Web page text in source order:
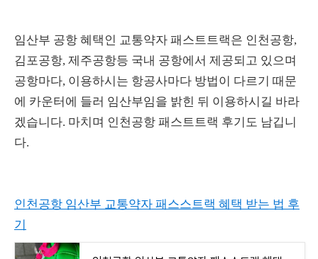
임산부 공항 혜택인 교통약자 패스트트랙은 인천공항,
김포공항, 제주공항등 국내 공항에서 제공되고 있으며
공항마다, 이용하시는 항공사마다 방법이 다르기 때문
에 카운터에 들러 임산부임을 밝힌 뒤 이용하시길 바라
겠습니다. 마치며 인천공항 패스트트랙 후기도 남깁니
다.
인천공항 임산부 교통약자 패스스트랙 혜택 받는 법 후
기